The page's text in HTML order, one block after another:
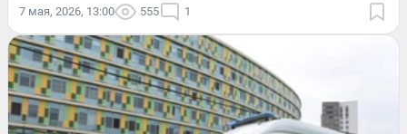
7 мая, 2026, 13:00 555 1